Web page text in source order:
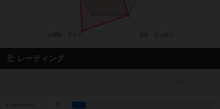
レーティング
10点のゲーム 0